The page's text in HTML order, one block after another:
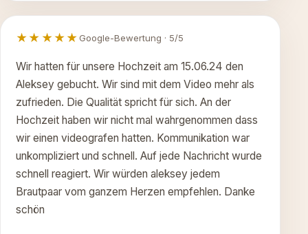
★★★★★Google-Bewertung · 5/5
Wir hatten für unsere Hochzeit am 15.06.24 den
Aleksey gebucht. Wir sind mit dem Video mehr als
zufrieden. Die Qualität spricht für sich. An der
Hochzeit haben wir nicht mal wahrgenommen dass
wir einen videografen hatten. Kommunikation war
unkompliziert und schnell. Auf jede Nachricht wurde
schnell reagiert. Wir würden aleksey jedem
Brautpaar vom ganzem Herzen empfehlen. Danke
schön